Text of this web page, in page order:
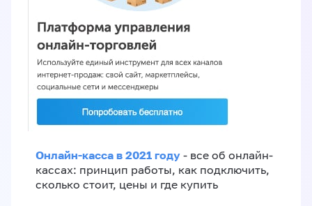
Онлайн-касса в 2021 году - все об онлайн-
кассах: принцип работы, как подключить,
сколько стоит, цены и где купить